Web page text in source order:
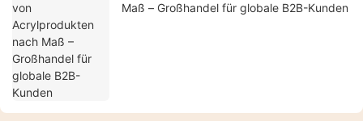
Maß – Großhandel für globale B2B-Kunden